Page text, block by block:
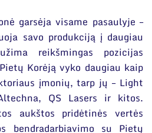
garsėja visame pasaulyje –
savo produkciją į daugiau
reikšmingas pozicijas
Korėją vyko daugiau kaip
įmonių, tarp jų – Light
QS Lasers ir kitos.
aukštos pridėtinės vertės
bendradarbiavimo su Pietų